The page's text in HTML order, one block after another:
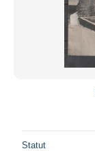
Statut